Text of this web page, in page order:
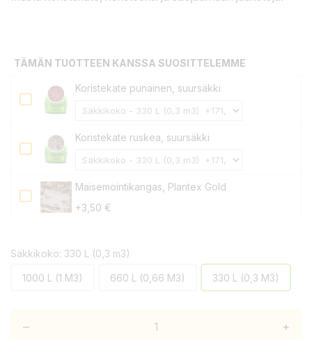
TÄMÄN TUOTTEEN KANSSA SUOSITTELEMME
Koristekate punainen, suursäkki
Koristekate ruskea, suursäkki
Maisemointikangas, Plantex Gold
+3,50 €
Säkkikoko: 330 L (0,3 m3)
1000 L (1 M3) 660 L (0,66 M3) 330 L (0,3 M3)
– +